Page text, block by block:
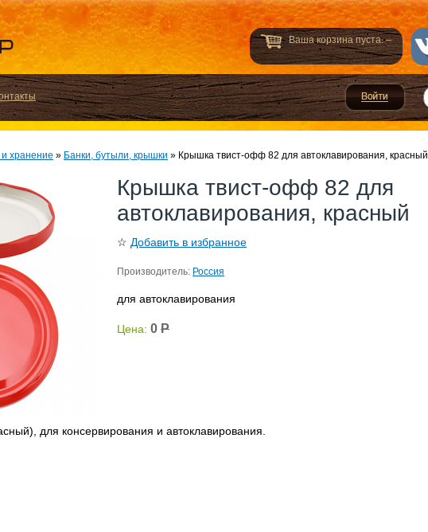
Ваша корзина пуста. –
и хранение » Банки, бутыли, крышки » Крышка твист-офф 82 для автоклавирования, красный
Крышка твист-офф 82 для
автоклавирования, красный
☆ Добавить в избранное
Производитель: Россия
для автоклавирования
Цена: 0 Р
для консервирования и автоклавирования.